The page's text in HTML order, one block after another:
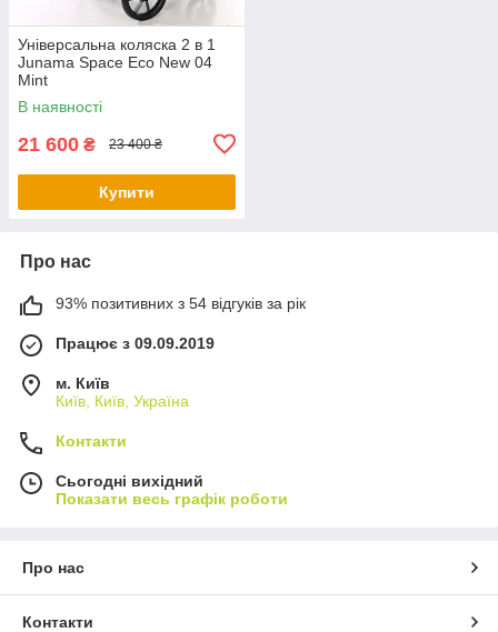
Універсальна коляска 2 в 1
Junama Space Eco New 04
Mint
В наявності
21 600 ₴ 23 400 ₴
Купити
Про нас
93% позитивних з 54 відгуків за рік
Працює з 09.09.2019
м. Київ
Київ, Київ, Україна
Контакти
Сьогодні вихідний
Показати весь графік роботи
Про нас
Контакти